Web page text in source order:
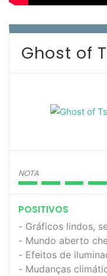
Ghost of
NOTA
POSITIVOS
Gráficos lindos,
Mundo aberto
Efeitos de
Mudanças